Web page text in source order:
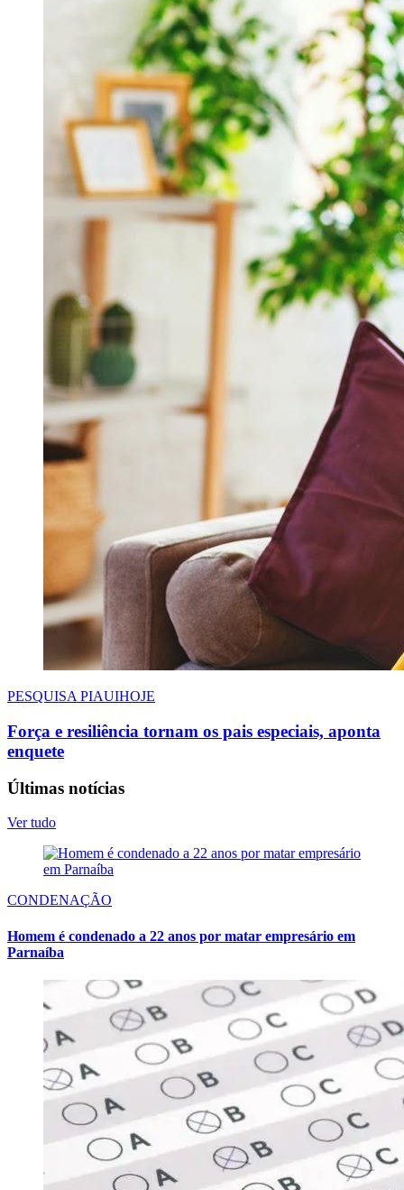
PESQUISA PIAUIHOJE
Força e resiliência tornam os pais especiais, aponta
enquete
Últimas notícias
Ver tudo
CONDENAÇÃO
Homem é condenado a 22 anos por matar empresário em
Parnaíba